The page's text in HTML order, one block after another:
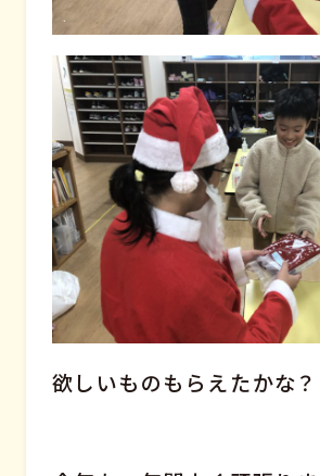
欲しいものもらえたかな？